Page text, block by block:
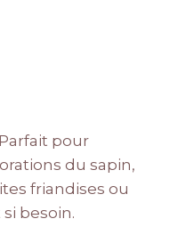
pour
du sapin,
friandises ou
besoin.